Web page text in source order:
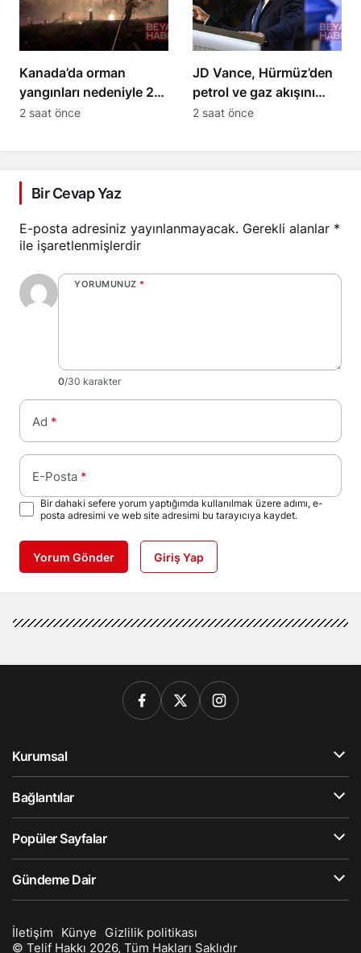
Kanada’da orman
yangınları nedeniyle 20
bin kişi tahliye ediliyor
2 saat önce
JD Vance, Hürmüz’den
petrol ve gaz akışını
artıracaklarını açıkladı
2 saat önce
Bir Cevap Yaz
E-posta adresiniz yayınlanmayacak. Gerekli alanlar *
ile işaretlenmişlerdir
YORUMUNUZ *
0/30 karakter
Ad *
E-Posta *
Bir dahaki sefere yorum yaptığımda kullanılmak üzere adımı, e-
posta adresimi ve web site adresimi bu tarayıcıya kaydet.
Yorum Gönder Giriş Yap
Kurumsal
Bağlantılar
Popüler Sayfalar
Gündeme Dair
İletişim Künye
Gizlilik politikası
© Telif Hakkı 2026, Tüm Hakları Saklıdır